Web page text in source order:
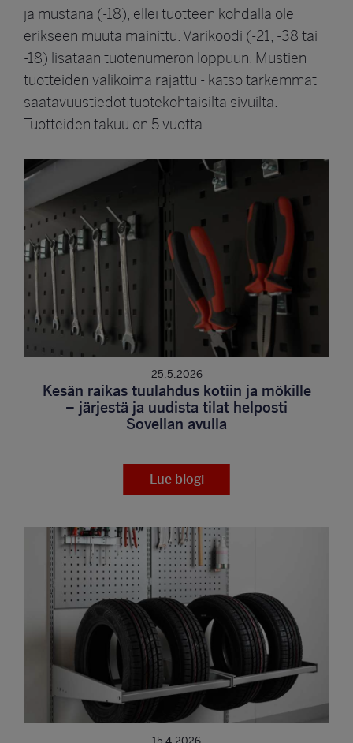
ja mustana (-18), ellei tuotteen kohdalla ole
erikseen muuta mainittu. Värikoodi (-21, -38 tai
-18) lisätään tuotenumeron loppuun. Mustien
tuotteiden valikoima rajattu - katso tarkemmat
saatavuustiedot tuotekohtaisilta sivuilta.
Tuotteiden takuu on 5 vuotta.
25.5.2026
Kesän raikas tuulahdus kotiin ja mökille
– järjestä ja uudista tilat helposti
Sovellan avulla
Lue blogi